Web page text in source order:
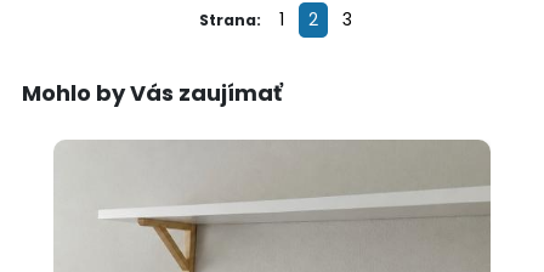
Strana: 1 2 3
Mohlo by Vás zaujímať